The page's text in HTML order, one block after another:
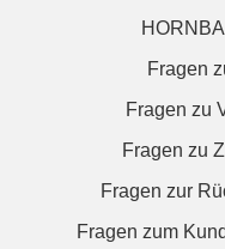
Fragen
Fragen zu
Fragen zu
Fragen zur
Fragen zum